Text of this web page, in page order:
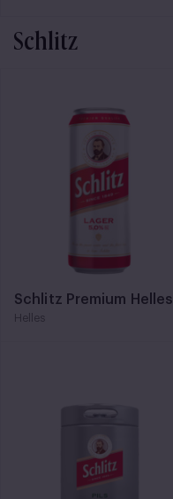
Schlitz
Schlitz Premium Helles
Helles